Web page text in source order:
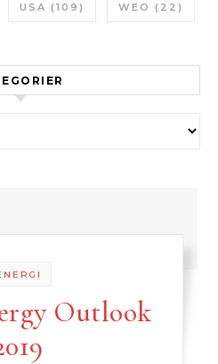
USA (109) WEO (22)
Outlook